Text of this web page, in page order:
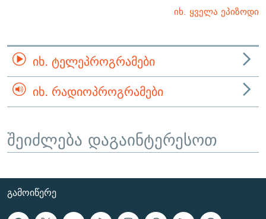
იხ. ყველა ეპიზოდი
ᲘᲮ. ᲢᲔᲚᲔᲞᲠᲝᲒᲠᲐᲛᲔᲑᲘ
ᲘᲮ. ᲠᲐᲓᲘᲝᲞᲠᲝᲒᲠᲐᲛᲔᲑᲘ
შეიძლება დაგაინტერესოთ
ᲒᲐᲛᲝᲘᲬᲔᲠᲔ